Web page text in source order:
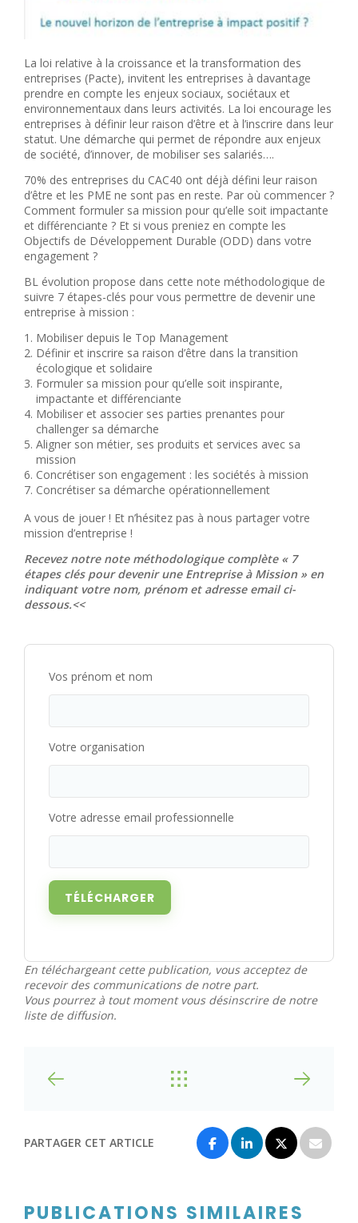
La loi relative à la croissance et la transformation des
entreprises (Pacte), invitent les entreprises à davantage
prendre en compte les enjeux sociaux, sociétaux et
environnementaux dans leurs activités. La loi encourage les
entreprises à définir leur raison d’être et à l’inscrire dans leur
statut. Une démarche qui permet de répondre aux enjeux
de société, d’innover, de mobiliser ses salariés….
70% des entreprises du CAC40 ont déjà défini leur raison
d’être et les PME ne sont pas en reste. Par où commencer ?
Comment formuler sa mission pour qu’elle soit impactante
et différenciante ? Et si vous preniez en compte les
Objectifs de Développement Durable (ODD) dans votre
engagement ?
BL évolution propose dans cette note méthodologique de
suivre 7 étapes-clés pour vous permettre de devenir une
entreprise à mission :
Mobiliser depuis le Top Management
Définir et inscrire sa raison d’être dans la transition
écologique et solidaire
Formuler sa mission pour qu’elle soit inspirante,
impactante et différenciante
Mobiliser et associer ses parties prenantes pour
challenger sa démarche
Aligner son métier, ses produits et services avec sa
mission
Concrétiser son engagement : les sociétés à mission
Concrétiser sa démarche opérationnellement
A vous de jouer ! Et n’hésitez pas à nous partager votre
mission d’entreprise !
Recevez notre note méthodologique complète « 7
étapes clés pour devenir une Entreprise à Mission » en
indiquant votre nom, prénom et adresse email ci-
dessous.<<
Vos prénom et nom
Votre organisation
Votre adresse email professionnelle
En téléchargeant cette publication, vous acceptez de
recevoir des communications de notre part.
Vous pourrez à tout moment vous désinscrire de notre
liste de diffusion.
PARTAGER CET ARTICLE
PUBLICATIONS SIMILAIRES